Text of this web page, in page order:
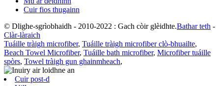
Cuir fios thugainn
© Dlighe-sgrìobhaidh - 2010-2022 : Gach còir glèidhte.Bathar teth -
Clàr-làraich
Tuáille tràigh microfiber, Tuáille tràigh microfiber clò-bhuailte,
Beach Towel Microfiber, Tuáille bath microfiber, Microfiber tuáille
spòrs, Towel tràigh gun ghainmheach,
Cuir post-d